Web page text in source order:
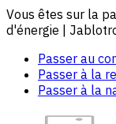
Vous êtes sur la
d'énergie |
Passer au
Passer à la
Passer à la